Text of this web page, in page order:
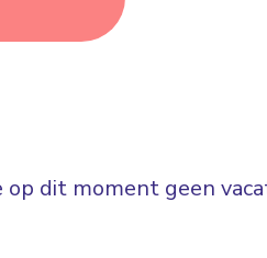
dit moment geen